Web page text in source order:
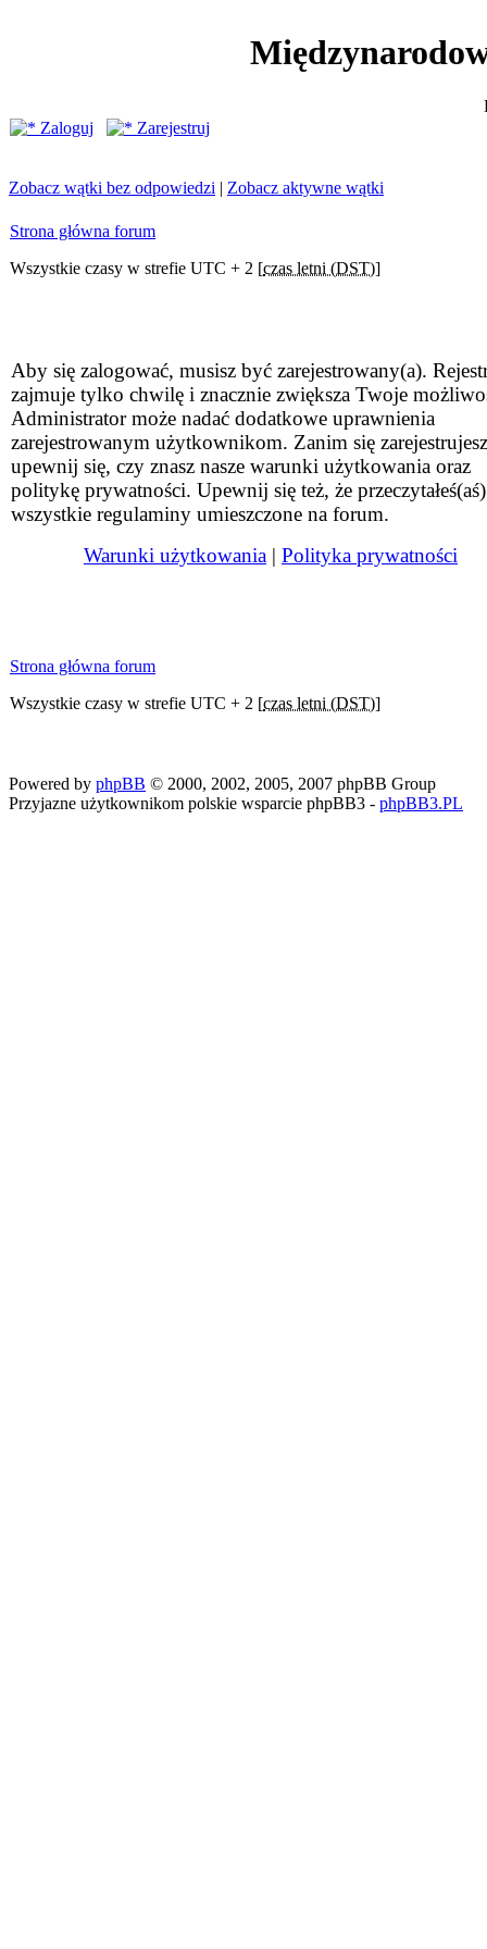
Zaloguj
Zarejestruj
Zobacz wątki bez odpowiedzi | Zobacz aktywne wątki
Strona główna forum
Wszystkie czasy w strefie UTC + 2 [czas letni (DST)]
Aby się zalogować, musisz być zarejestrowany(a).
zajmuje tylko chwilę i znacznie zwiększa Twoje
Administrator może nadać dodatkowe uprawnienia
zarejestrowanym użytkownikom. Zanim się
upewnij się, czy znasz nasze warunki użytkowania oraz
politykę prywatności. Upewnij się też, że przeczytałeś(aś)
wszystkie regulaminy umieszczone na forum.
Warunki użytkowania | Polityka prywatności
Strona główna forum
Wszystkie czasy w strefie UTC + 2 [czas letni (DST)]
Powered by phpBB © 2000, 2002, 2005, 2007 phpBB Group
Przyjazne użytkownikom polskie wsparcie phpBB3 - phpBB3.PL